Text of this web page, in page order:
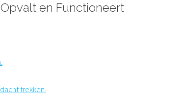
en Functioneert
trekken.